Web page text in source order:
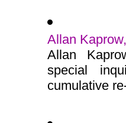
Allan
Allan
special
cumulative